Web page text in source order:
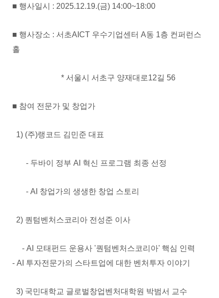
■ 행사일시 : 2025.12.19.(금) 14:00~18:00
■ 행사장소 : 서초AICT 우수기업센터 A동 1층 컨퍼런스
홀
* 서울시 서초구 양재대로12길 56
■ 참여 전문가 및 창업가
1) (주)랭코드 김민준 대표
- 두바이 정부 AI 혁신 프로그램 최종 선정
- AI 창업가의 생생한 창업 스토리
2) 퀀텀벤처스코리아 전성준 이사
- AI 모태펀드 운용사 '퀀텀벤처스코리아' 핵심 인력
- AI 투자전문가의 스타트업에 대한 벤처투자 이야기
3) 국민대학교 글로벌창업벤처대학원 박범서 교수